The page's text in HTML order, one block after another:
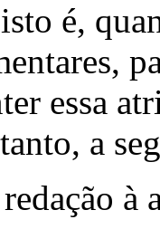
isto é,
essa
a